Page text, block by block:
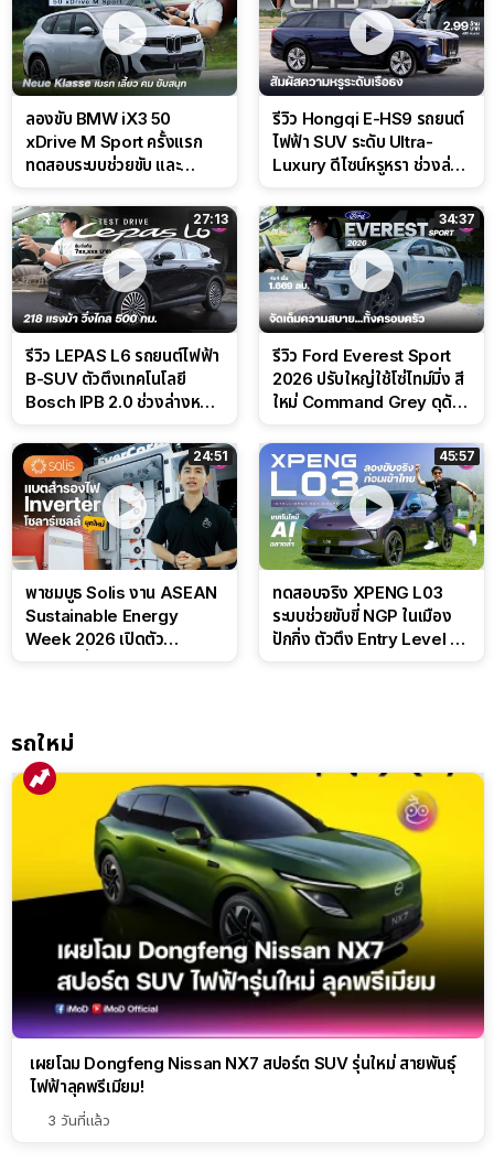
ลองขับ BMW iX3 50
xDrive M Sport ครั้งแรก
ทดสอบระบบช่วยขับ และ
สนาม
รีวิว Hongqi E-HS9 รถยนต์
ไฟฟ้า SUV ระดับ Ultra-
Luxury ดีไซน์หรูหรา ช่วงล่าง
27:13
รีวิว LEPAS L6 รถยนต์ไฟฟ้า
B-SUV ตัวตึงเทคโนโลยี
Bosch IPB 2.0 ช่วงล่างหนึบ
34:37
รีวิว Ford Everest Sport
2026 ปรับใหญ่ใช้โซ่ไทม์มิ่ง สี
ใหม่ Command Grey ดุดัน
24:51
พาชมบูธ Solis งาน ASEAN
Sustainable Energy
Week 2026 เปิดตัว
45:57
ทดสอบจริง XPENG L03
ระบบช่วยขับขี่ NGP ในเมือง
ปักกิ่ง ตัวตึง Entry Level ที่
รถใหม่
เผยโฉม Dongfeng Nissan NX7 สปอร์ต SUV รุ่นใหม่ สายพันธุ์
ไฟฟ้าลุคพรีเมียม!
3 วันที่แล้ว